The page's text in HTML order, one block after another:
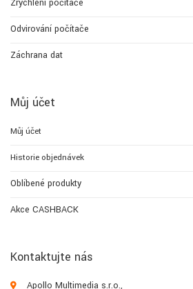
Zrychlení počítače
Odvirování počítače
Záchrana dat
Můj účet
Můj účet
Historie objednávek
Oblíbené produkty
Akce CASHBACK
Kontaktujte nás
Apollo Multimedia s.r.o.,